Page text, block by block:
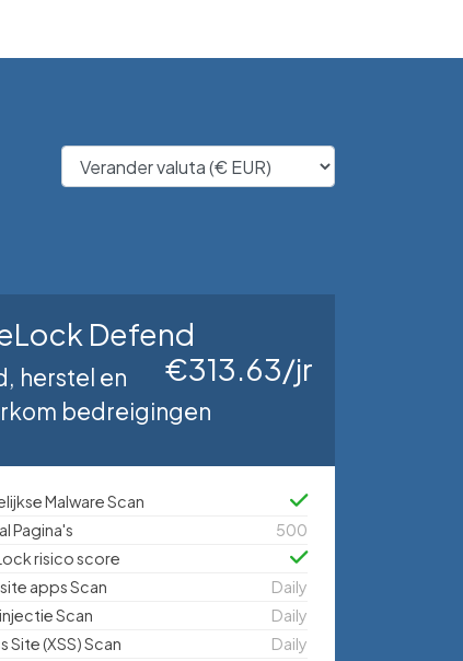
Defend
€313.63/jr
herstel en
bedreigingen
Malware Scan
Pagina's
500
risico score
apps Scan
Daily
Scan
Daily
Site (XSS) Scan
Daily